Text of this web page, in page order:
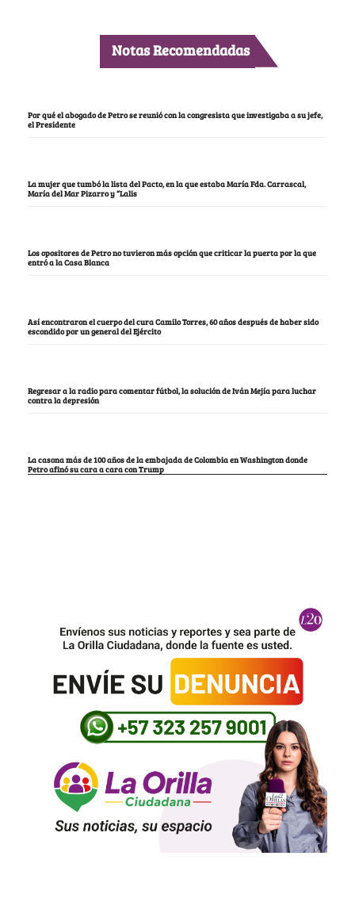
Notas Recomendadas
Por qué el abogado de Petro se reunió con la congresista que investigaba a su jefe,
el Presidente
La mujer que tumbó la lista del Pacto, en la que estaba María Fda. Carrascal,
María del Mar Pizarro y “Lalis
Los opositores de Petro no tuvieron más opción que criticar la puerta por la que
entró a la Casa Blanca
Así encontraron el cuerpo del cura Camilo Torres, 60 años después de haber sido
escondido por un general del Ejército
Regresar a la radio para comentar fútbol, la solución de Iván Mejía para luchar
contra la depresión
La casona más de 100 años de la embajada de Colombia en Washington donde
Petro afinó su cara a cara con Trump